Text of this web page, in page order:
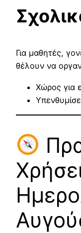
Για μαθητές,
θέλουν να
Χώρος για